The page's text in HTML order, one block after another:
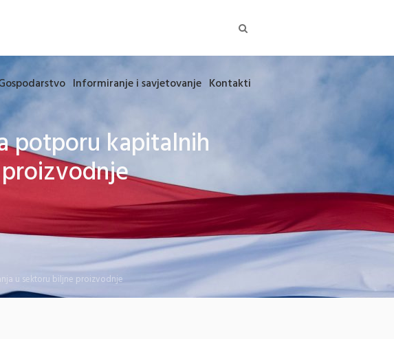
Informiranje i savjetovanje Kontakti
potporu kapitalnih
u sektoru biljne proizvodnje